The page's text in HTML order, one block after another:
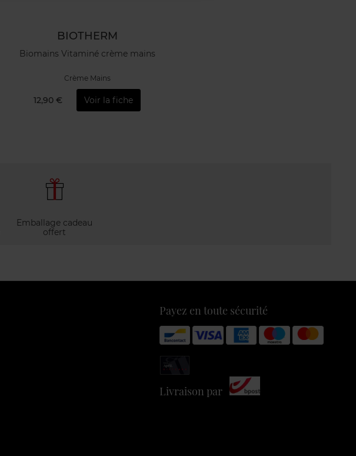
BIOTHERM
Biomains Vitaminé crème mains
Crème Mains
12,90 € Voir la fiche
Emballage cadeau
offert
Payez en toute sécurité
Livraison par